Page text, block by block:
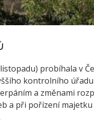
probíhala v
kontrolního
a změnami
a při pořízení